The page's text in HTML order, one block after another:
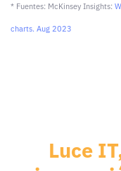
* Fuentes: McKinsey Insights:
charts. Aug 2023
Luce